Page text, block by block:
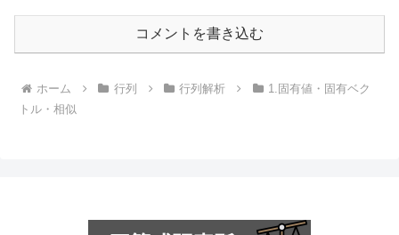
コメントを書き込む
ホーム 行列 行列解析
1.固有値・固有ベク
トル・相似